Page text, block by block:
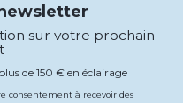
sur votre prochain
de 150 € en éclairage
consentement à recevoir des